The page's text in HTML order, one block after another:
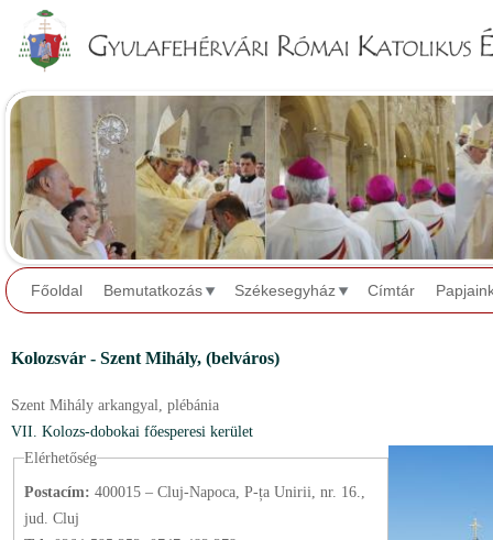
Főoldal Bemutatkozás Székesegyház Címtár
Kolozsvár - Szent Mihály, (belváros)
Szent Mihály arkangyal, plébánia
VII. Kolozs-dobokai főesperesi kerület
Elérhetőség
Postacím: 400015 – Cluj-Napoca, P-ța Unirii, nr. 16.,
jud. Cluj